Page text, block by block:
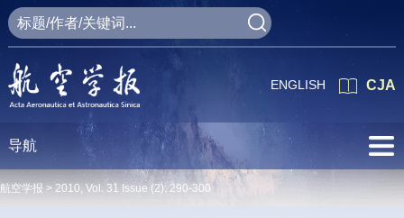
CJA
ENGLISH
导航
航空学报 > 2010, Vol. 31 Issue (2): 290-300